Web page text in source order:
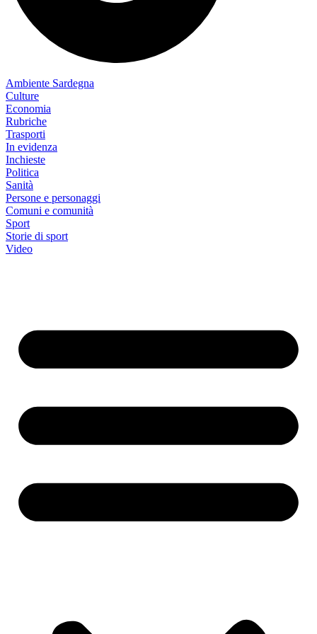
Ambiente Sardegna
Culture
Economia
Rubriche
Trasporti
In evidenza
Inchieste
Politica
Sanità
Persone e personaggi
Comuni e comunità
Sport
Storie di sport
Video